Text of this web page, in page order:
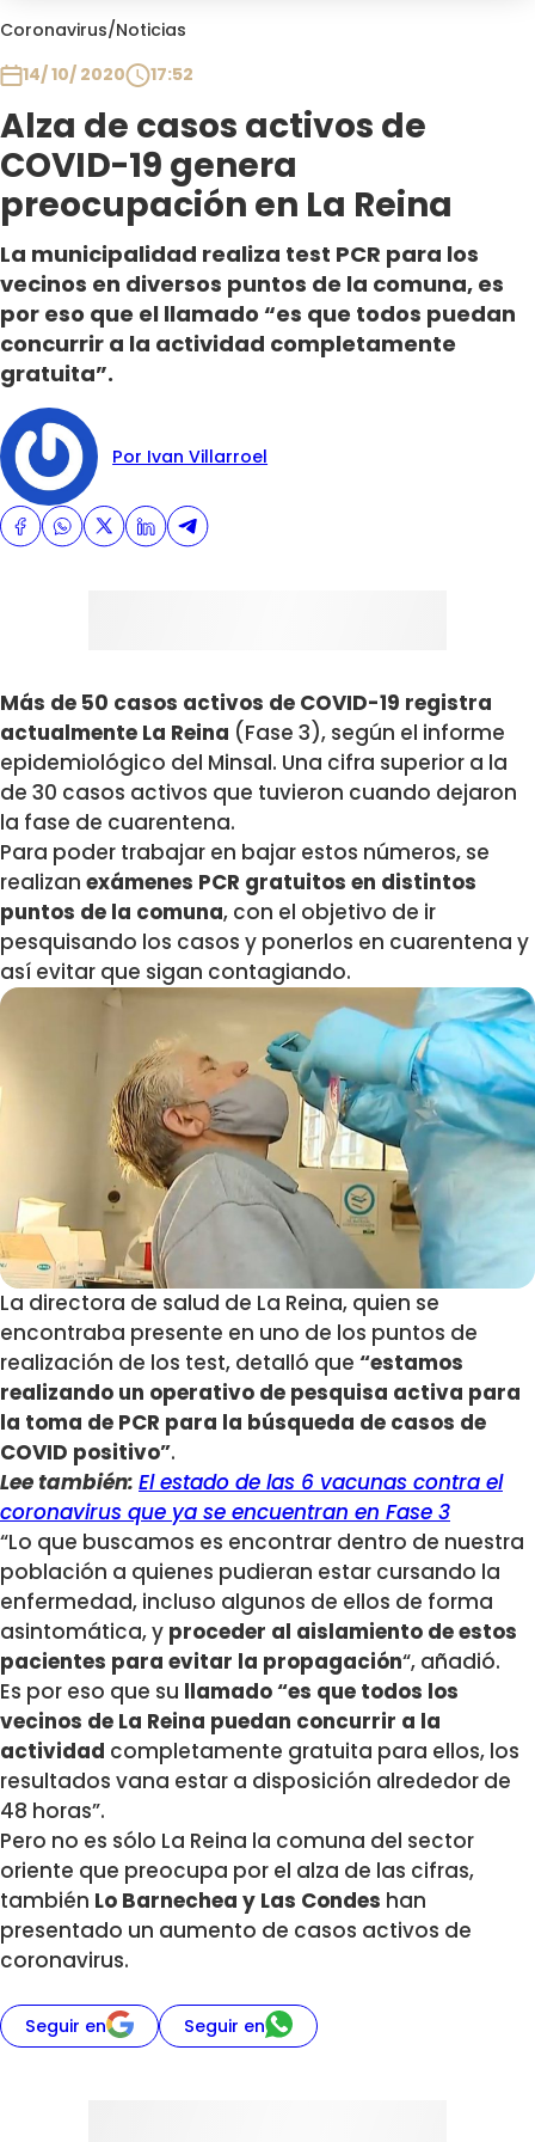
Coronavirus/Noticias
14/ 10/ 2020
17:52
Alza de casos activos de
COVID-19 genera
preocupación en La Reina
La municipalidad realiza test PCR para los
vecinos en diversos puntos de la comuna, es
por eso que el llamado “es que todos puedan
concurrir a la actividad completamente
gratuita”.
Por Ivan Villarroel
Más de 50 casos activos de COVID-19 registra
actualmente La Reina (Fase 3), según el informe
epidemiológico del Minsal. Una cifra superior a la
de 30 casos activos que tuvieron cuando dejaron
la fase de cuarentena.
Para poder trabajar en bajar estos números, se
realizan exámenes PCR gratuitos en distintos
puntos de la comuna, con el objetivo de ir
pesquisando los casos y ponerlos en cuarentena y
así evitar que sigan contagiando.
La directora de salud de La Reina, quien se
encontraba presente en uno de los puntos de
realización de los test, detalló que “estamos
realizando un operativo de pesquisa activa para
la toma de PCR para la búsqueda de casos de
COVID positivo”.
Lee también: El estado de las 6 vacunas contra el
coronavirus que ya se encuentran en Fase 3
“Lo que buscamos es encontrar dentro de nuestra
población a quienes pudieran estar cursando la
enfermedad, incluso algunos de ellos de forma
asintomática, y proceder al aislamiento de estos
pacientes para evitar la propagación“, añadió.
Es por eso que su llamado “es que todos los
vecinos de La Reina puedan concurrir a la
actividad completamente gratuita para ellos, los
resultados vana estar a disposición alrededor de
48 horas”.
Pero no es sólo La Reina la comuna del sector
oriente que preocupa por el alza de las cifras,
también Lo Barnechea y Las Condes han
presentado un aumento de casos activos de
coronavirus.
Seguir en Seguir en
Club De La Comedia
Plan Perfecto
El Tiempo
Sabingo
Todos Los Programas